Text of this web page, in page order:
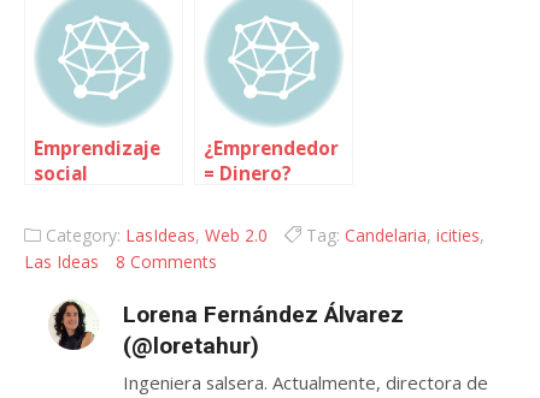
iCities 09
Emprendizaje
social
¿Emprendedor
= Dinero?
mesa de I-
Cities
Category: LasIdeas, Web 2.0 Tag: Candelaria, icities,
Las Ideas
8 Comments
Lorena Fernández Álvarez
(@loretahur)
Ingeniera salsera. Actualmente, directora de